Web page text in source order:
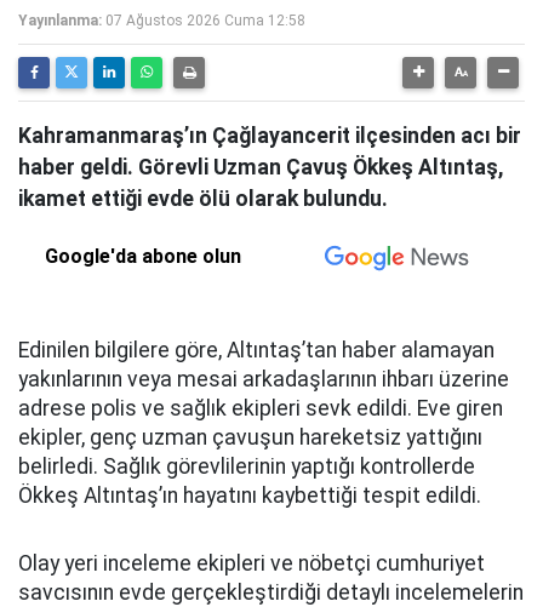
Yayınlanma: 07 Ağustos 2026 Cuma 12:58
Kahramanmaraş’ın Çağlayancerit ilçesinden acı bir
haber geldi. Görevli Uzman Çavuş Ökkeş Altıntaş,
ikamet ettiği evde ölü olarak bulundu.
Google'da abone olun
Edinilen bilgilere göre, Altıntaş’tan haber alamayan
yakınlarının veya mesai arkadaşlarının ihbarı üzerine
adrese polis ve sağlık ekipleri sevk edildi. Eve giren
ekipler, genç uzman çavuşun hareketsiz yattığını
belirledi. Sağlık görevlilerinin yaptığı kontrollerde
Ökkeş Altıntaş’ın hayatını kaybettiği tespit edildi.
Olay yeri inceleme ekipleri ve nöbetçi cumhuriyet
savcısının evde gerçekleştirdiği detaylı incelemelerin